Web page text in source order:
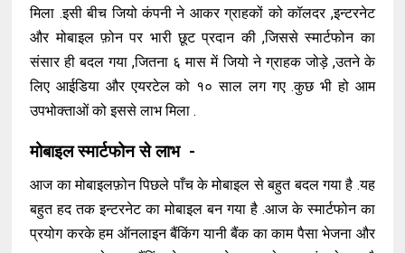
मिला .इसी बीच जियो कंपनी ने आकर ग्राहकों को कॉलदर ,इन्टरनेट
और मोबाइल फ़ोन पर भारी छूट प्रदान की ,जिससे स्मार्टफोन का
संसार ही बदल गया ,जितना ६ मास में जियो ने ग्राहक जोड़े ,उतने के
लिए आईडिया और एयरटेल को १० साल लग गए .कुछ भी हो आम
उपभोक्ताओं को इससे लाभ मिला .
मोबाइल स्मार्टफोन से लाभ -
आज का मोबाइलफ़ोन पिछले पाँच के मोबाइल से बहुत बदल गया है .यह
बहुत हद तक इन्टरनेट का मोबाइल बन गया है .आज के स्मार्टफोन का
प्रयोग करके हम ऑनलाइन बैंकिंग यानी बैंक का काम पैसा भेजना और